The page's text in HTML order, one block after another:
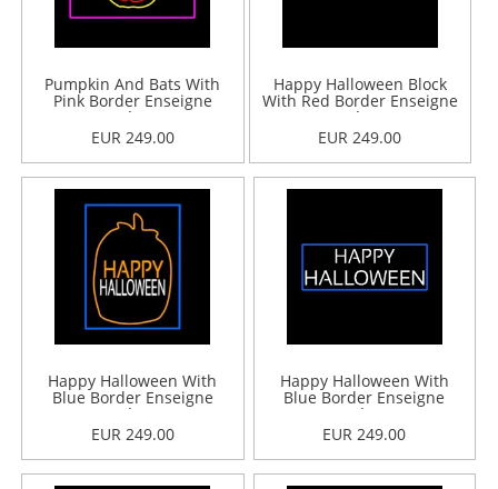
Pumpkin And Bats With
Pink Border Enseigne
Néon
EUR 249.00
Happy Halloween Block
With Red Border Enseigne
Néon
EUR 249.00
Happy Halloween With
Blue Border Enseigne
Néon
EUR 249.00
Happy Halloween With
Blue Border Enseigne
Néon
EUR 249.00